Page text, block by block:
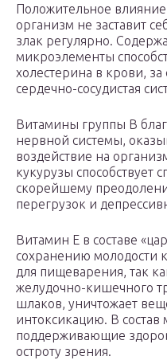
Положительное
организм не заставит
злак регулярно.
микроэлементы
холестерина в крови, за
сердечно-сосудистая
Витамины группы В
нервной системы,
воздействие на
кукурузы способствует
скорейшему
перегрузок и
Витамин Е в составе
сохранению молодости
для пищеварения, так
желудочно-кишечного
шлаков, уничтожает
интоксикацию. В состав
поддерживающие
остроту зрения.